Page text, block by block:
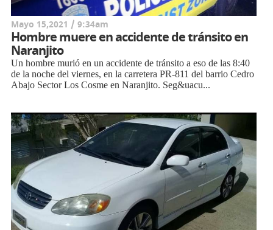
Mayo 15,2021 / 9:34am
Hombre muere en accidente de tránsito en
Naranjito
Un hombre murió en un accidente de tránsito a eso de las 8:40
de la noche del viernes, en la carretera PR-811 del barrio Cedro
Abajo Sector Los Cosme en Naranjito. Seg&uacu...